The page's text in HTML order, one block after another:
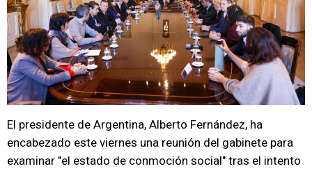
El presidente de Argentina, Alberto Fernández, ha
encabezado este viernes una reunión del gabinete para
examinar "el estado de conmoción social" tras el intento